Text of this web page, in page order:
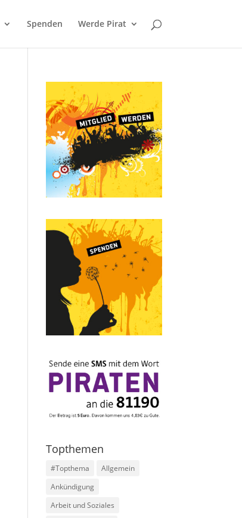
Spenden Werde Pirat
Topthemen
#Topthema
Allgemein
Ankündigung
Arbeit und Soziales